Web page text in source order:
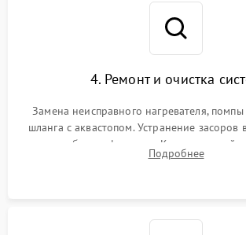
4. Ремонт и очистка
Замена неисправного нагревателя,
шланга с аквастопом. Устранение засоров
патрубках и фильтрах. Компонентный
управления, восстановление
Подробнее